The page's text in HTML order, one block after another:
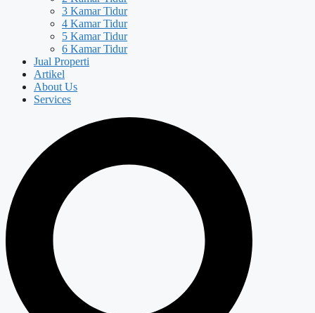
3 Kamar Tidur
4 Kamar Tidur
5 Kamar Tidur
6 Kamar Tidur
Jual Properti
Artikel
About Us
Services